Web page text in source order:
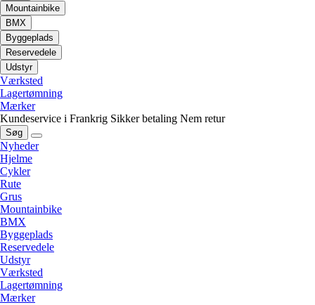
Mountainbike
BMX
Byggeplads
Reservedele
Udstyr
Værksted
Lagertømning
Mærker
Kundeservice i Frankrig Sikker betaling Nem retur
Søg
Nyheder
Hjelme
Cykler
Rute
Grus
Mountainbike
BMX
Byggeplads
Reservedele
Udstyr
Værksted
Lagertømning
Mærker